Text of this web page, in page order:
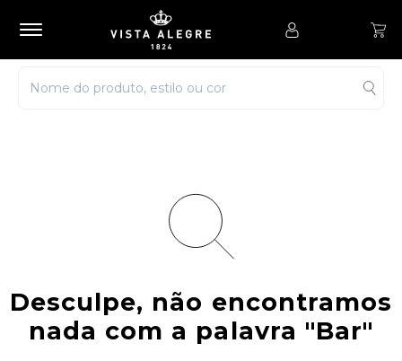
Desculpe, não encontramos
nada com a palavra "Bar"